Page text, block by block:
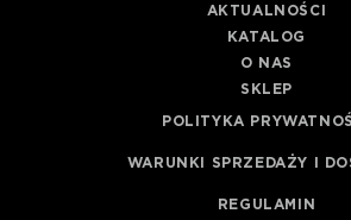
AKTUALNOŚCI
KATALOG
O NAS
SKLEP
POLITYKA
WARUNKI SPRZEDAŻY I
REGULAMIN